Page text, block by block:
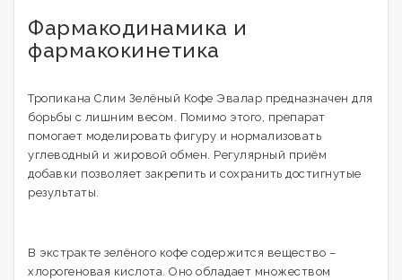
Фармакодинамика и
фармакокинетика
Тропикана Слим Зелёный Кофе Эвалар предназначен для
борьбы с лишним весом. Помимо этого, препарат
помогает моделировать фигуру и нормализовать
углеводный и жировой обмен. Регулярный приём
добавки позволяет закрепить и сохранить достигнутые
результаты.
В экстракте зелёного кофе содержится вещество –
хлорогеновая кислота. Оно обладает множеством